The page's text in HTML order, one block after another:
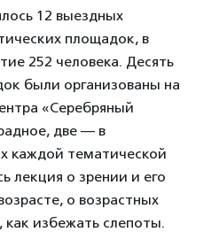
12 выездных
площадок, в
252 человека. Десять
были организованы на
«Серебряный
две — в
каждой тематической
лекция о зрении и его
о возрастных
как избежать слепоты.